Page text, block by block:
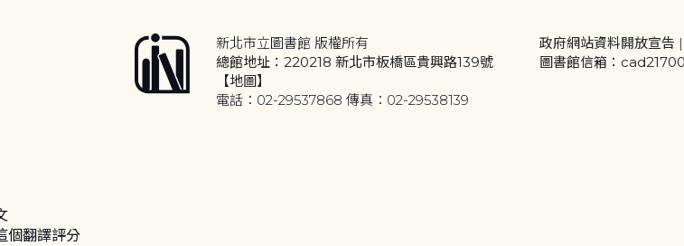
新北市立圖書館 版權所有
總館地址：220218 新北市板橋區貴興路139號
【地圖】
電話：02-29537868 傳真：02-29538139
政府網站資料開放宣告 |
圖書館信箱：
個翻譯評分